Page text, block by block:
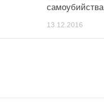
самоубийства
13.12.2016